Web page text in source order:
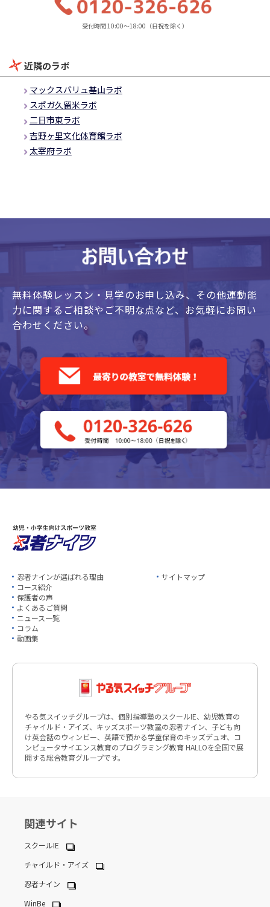
受付時間 10:00～18:00（日祝を除く）
近隣のラボ
マックスバリュ基山ラボ
スポガ久留米ラボ
二日市東ラボ
吉野ヶ里文化体育館ラボ
太宰府ラボ
無料体験レッスン・見学のお申し込み、 その他運動能
力に関するご相談やご不明な点など、 お気軽にお問い
合わせください。
忍者ナインが選ばれる理由
コース紹介
保護者の声
よくあるご質問
ニュース一覧
コラム
動画集
サイトマップ
やる気スイッチグループは、個別指導塾のスクールIE、幼児教育の
チャイルド・アイズ、キッズスポーツ教室の忍者ナイン、子ども向
け英会話のウィンビー、英語で預かる学童保育のキッズデュオ、コ
ンピュータサイエンス教育のプログラミング教育 HALLOを全国で展
開する総合教育グループです。
関連サイト
スクールIE
チャイルド・アイズ
忍者ナイン
WinBe